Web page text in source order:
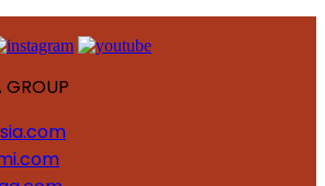
GROUP